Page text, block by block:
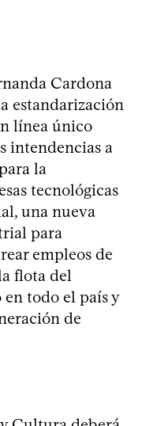
Cardona
estandarización
línea único
intendencias a
la
tecnológicas
una nueva
para
empleos de
flota del
todo el país y
de